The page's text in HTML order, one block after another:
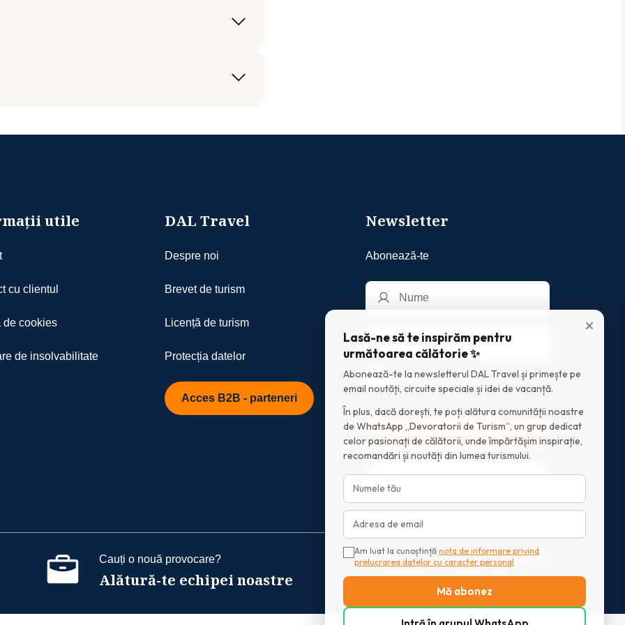
de disponibilitatea la data aleasă
utile
cu clientul
de cookies
de insolvabilitate
DAL Travel
Despre noi
Brevet de turism
Licență de turism
Protecția datelor
Acces B2B - parteneri
Newsletter
Abonează-te
Am luat la cunostintanota de informare
privind prelucrarea datelor cu caracter
Mă abonez
Intră în grupul WhatsApp
Cauți o nouă provocare?
Alătură-te echipei noastre
Scrie-ne pe Whatsapp
+40770 599 701
×
Lasă-ne să te inspirăm pentru
următoarea călătorie ✨
Abonează-te la newsletterul DAL Travel și primește pe
email noutăți, circuite speciale și idei de vacanță.
În plus, dacă dorești, te poți alătura comunității noastre
de WhatsApp „Devoratorii de Turism”, un grup dedicat
celor pasionați de călătorii, unde împărtășim inspirație,
recomandări și noutăți din lumea turismului.
Am luat la cunoștință nota de informare privind
prelucrarea datelor cu caracter personal
Mă abonez